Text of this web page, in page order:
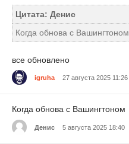
Цитата: Денис
Когда обнова с Вашингтоном
все обновлено
igruha 27 августа 2025 11:26
Когда обнова с Вашингтоном
Денис 5 августа 2025 18:40